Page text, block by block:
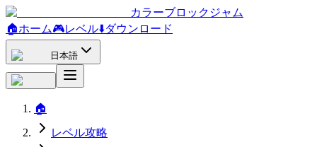
カラーブロックジャム
🏠ホーム🎮レベル⬇️ダウンロード
日本語
🏠
レベル攻略